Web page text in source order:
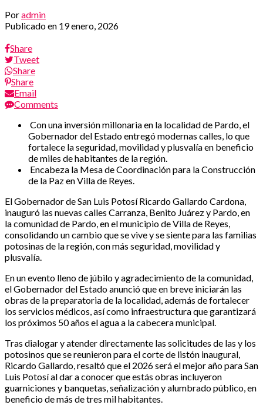
Poradmin
Publicado en 19 enero, 2026
Share
Tweet
Share
Share
Email
Comments
Con una inversión millonaria en la localidad de Pardo, el
Gobernador del Estado entregó modernas calles, lo que
fortalece la seguridad, movilidad y plusvalía en beneficio
de miles de habitantes de la región.
Encabeza la Mesa de Coordinación para la Construcción
de la Paz en Villa de Reyes.
El Gobernador de San Luis Potosí Ricardo Gallardo Cardona,
inauguró las nuevas calles Carranza, Benito Juárez y Pardo, en
la comunidad de Pardo, en el municipio de Villa de Reyes,
consolidando un cambio que se vive y se siente para las familias
potosinas de la región, con más seguridad, movilidad y
plusvalía.
En un evento lleno de júbilo y agradecimiento de la comunidad,
el Gobernador del Estado anunció que en breve iniciarán las
obras de la preparatoria de la localidad, además de fortalecer
los servicios médicos, así como infraestructura que garantizará
los próximos 50 años el agua a la cabecera municipal.
Tras dialogar y atender directamente las solicitudes de las y los
potosinos que se reunieron para el corte de listón inaugural,
Ricardo Gallardo, resaltó que el 2026 será el mejor año para San
Luis Potosí al dar a conocer que estás obras incluyeron
guarniciones y banquetas, señalización y alumbrado público, en
beneficio de más de tres mil habitantes.